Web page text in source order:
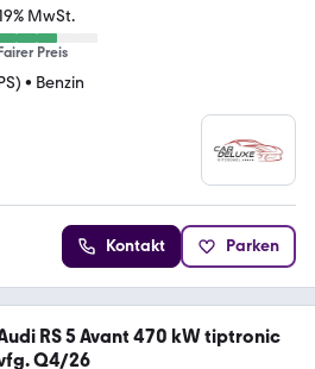
MwSt.
Fairer Preis
• Benzin
Kontakt Parken
RS 5 Avant 470 kW tiptronic
Q4/26